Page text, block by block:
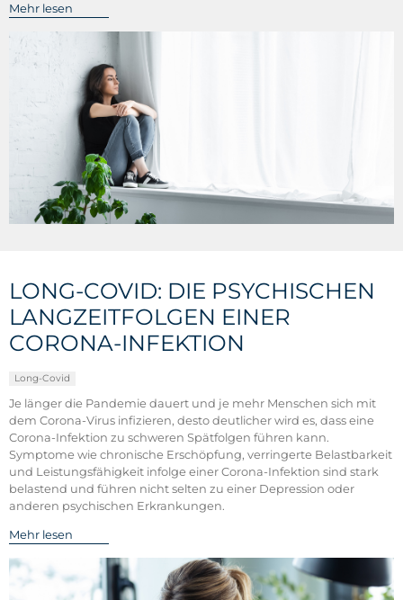
Mehr lesen
LONG-COVID: DIE PSYCHISCHEN
LANGZEITFOLGEN EINER
CORONA-INFEKTION
Long-Covid
Je länger die Pandemie dauert und je mehr Menschen sich mit
dem Corona-Virus infizieren, desto deutlicher wird es, dass eine
Corona-Infektion zu schweren Spätfolgen führen kann.
Symptome wie chronische Erschöpfung, verringerte Belastbarkeit
und Leistungsfähigkeit infolge einer Corona-Infektion sind stark
belastend und führen nicht selten zu einer Depression oder
anderen psychischen Erkrankungen.
Mehr lesen